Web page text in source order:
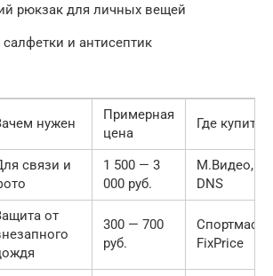
рюкзак для личных вещей
и антисептик
нужен
Примерная
цена
Где купить
связи и
1 500 — 3
000 руб.
М.Видео,
DNS
от
300 — 700
руб.
FixPrice